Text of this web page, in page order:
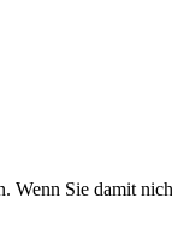
Wenn Sie damit